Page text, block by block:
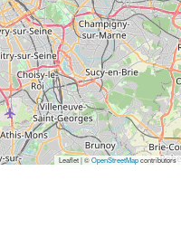
Leaflet | ©OpenStreetMapcontributors